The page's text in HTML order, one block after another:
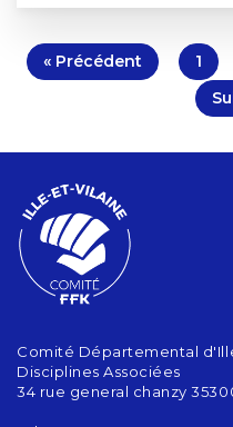
« Précédent 1
Comité Départemental
Disciplines Associées
34 rue general chanzy